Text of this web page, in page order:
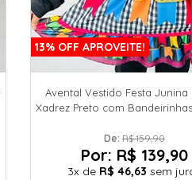
13% OFF APROVEITE!
Avental Vestido Festa Junina
Xadrez Preto com
De: R$ 159,90
Por: R$ 139,90
3x de R$ 46,63 sem